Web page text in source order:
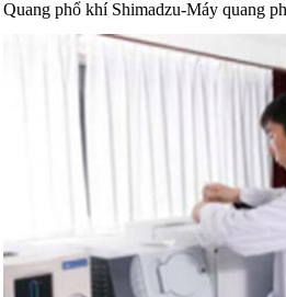
Quang phổ khí Shimadzu-Máy quang